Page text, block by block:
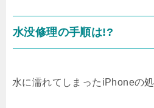
水没修理の手順は!?
水に濡れてしまったiPhoneの